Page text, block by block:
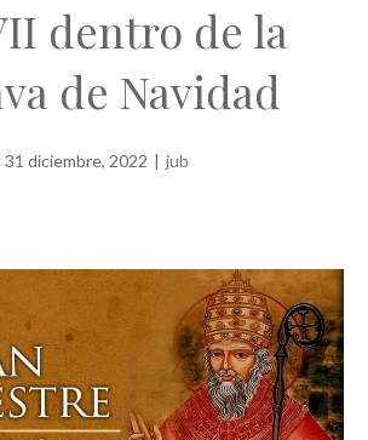
dentro de la
de Navidad
31 diciembre, 2022 | jub